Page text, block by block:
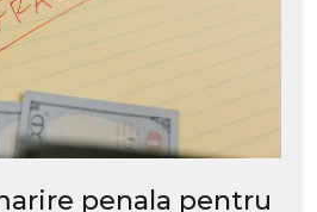
penala pentru